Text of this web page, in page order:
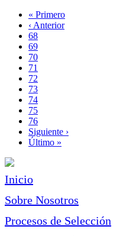
Paginación
Primera
página
« Primero
Página
anterior
‹ Anterior
Page
68
Page
69
Page
70
Page
71
Página
actual
72
Page
73
Page
74
Page
75
Page
76
Siguiente
página
Siguiente ›
Última
Último »
Inicio
Sobre Nosotros
Procesos de Selección